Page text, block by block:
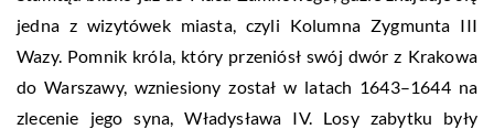
jedna z wizytówek miasta, czyli Kolumna Zygmunta III
Wazy. Pomnik króla, który przeniósł swój dwór z Krakowa
do Warszawy, wzniesiony został w latach 1643–1644 na
zlecenie jego syna, Władysława IV. Losy zabytku były